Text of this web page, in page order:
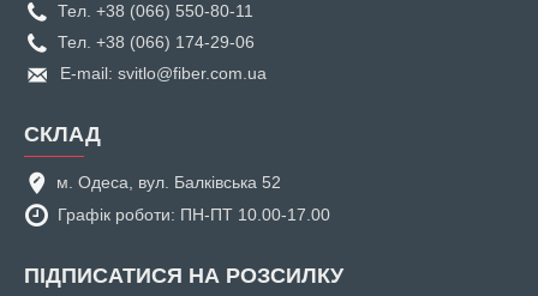
Тел. +38 (066) 550-80-11
Тел. +38 (066) 174-29-06
E-mail: svitlo@fiber.com.ua
СКЛАД
м. Одеса, вул. Балківська 52
Графік роботи: ПН-ПТ 10.00-17.00
ПІДПИСАТИСЯ НА РОЗСИЛКУ